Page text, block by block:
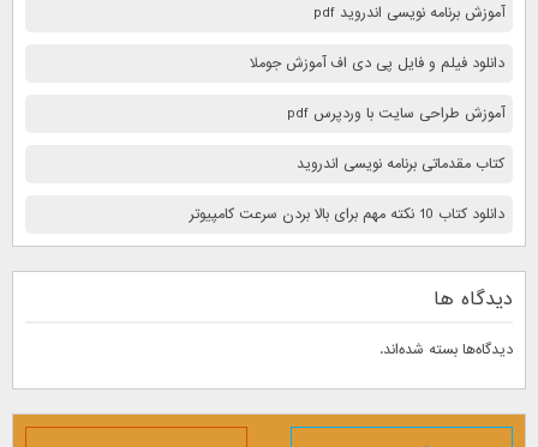
آموزش برنامه نویسی اندروید pdf
دانلود فیلم و فایل پی دی اف آموزش جوملا
آموزش طراحی سایت با وردپرس pdf
کتاب مقدماتی برنامه نویسی اندروید
دانلود کتاب 10 نكته مهم برای بالا بردن سرعت كامپيوتر
دیدگاه ها
دیدگاه‌ها بسته شده‌اند.